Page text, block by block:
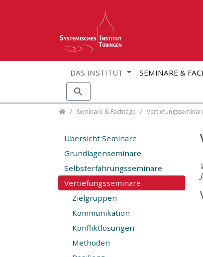
DAS INSTITUT SEMINARE &
Seminare & Fachtage
Übersicht Seminare
Grundlagenseminare
Selbsterfahrungsseminare
Vertiefungsseminare
Zielgruppen
Kommunikation
Konfliktlösungen
Methoden